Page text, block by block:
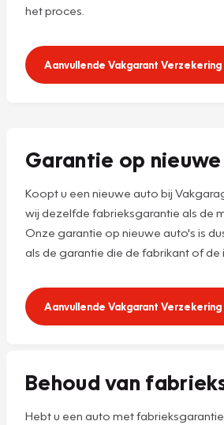
het proces.
Aanvullende Vakgarant Verzekering
Garantie op
Koopt u een nieuwe auto bij
wij dezelfde fabrieksgarantie als de
Onze garantie op nieuwe auto's is
als de garantie die de fabrikant of de
Aanvullende Vakgarant Verzekering
Behoud van
Hebt u een auto met